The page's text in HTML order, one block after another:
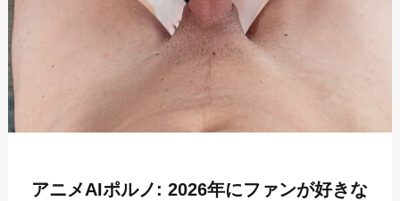
アニメAIポルノ: 2026年にファンが好きな